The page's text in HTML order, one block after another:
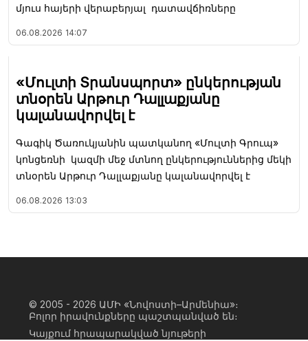
մյուս հայերի վերաբերյալ դատավճիռները
06.08.2026 14:07
«Մուլտի Տրանսպորտ» ընկերության
տնօրեն Արթուր Դալլաքյանը
կալանավորվել է
Գագիկ Ծառուկյանին պատկանող «Մուլտի Գրուպ»
կոնցեռնի կազմի մեջ մտնող ընկերություններից մեկի
տնօրեն Արթուր Դալլաքյանը կալանավորվել է
06.08.2026 13:03
© 2005 - 2026 ԱՄԻ «Նովոստի–Արմենիա»։
Բոլոր իրավունքները պաշտպանված են։
Կայքում հրապարակված նյութերի